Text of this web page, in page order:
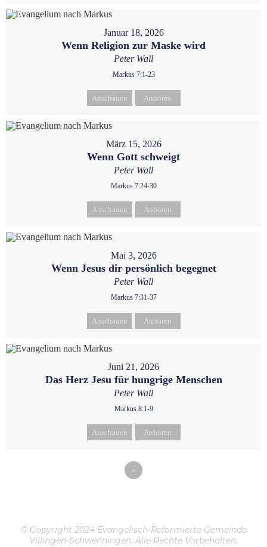
Januar 18, 2026
Wenn Religion zur Maske wird
Peter Wall
Markus 7:1-23
Anschauen Anhören
März 15, 2026
Wenn Gott schweigt
Peter Wall
Markus 7:24-30
Anschauen Anhören
Mai 3, 2026
Wenn Jesus dir persönlich begegnet
Peter Wall
Markus 7:31-37
Anschauen Anhören
Juni 21, 2026
Das Herz Jesu für hungrige Menschen
Peter Wall
Markus 8:1-9
Anschauen Anhören
«
© Copyright 2024 Evangelisch-Reformierte Gemeinde
Villingen-Schwenningen. Alle Rechte Vorbehalten.